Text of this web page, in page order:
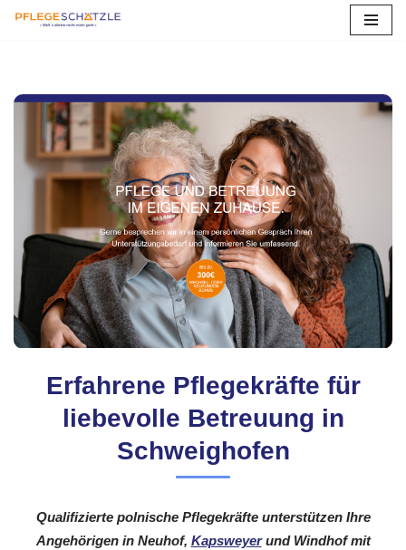
springen
Erfahrene Pflegekräfte für
liebevolle Betreuung in
Schweighofen
Qualifizierte polnische Pflegekräfte unterstützen Ihre
Angehörigen in Neuhof, Kapsweyerund Windhof mit